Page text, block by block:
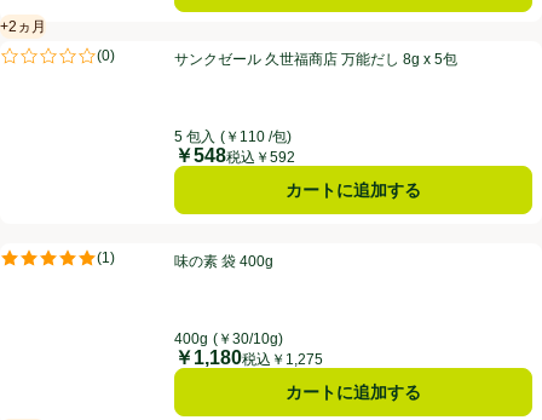
サンクゼール 久世福商店 万能だし 8g x 5包
+2ヵ月
賞味・消費期限保証：2ヵ月
(0)
評価は0件のレビューで5点中0.0点。サンクゼール 久世福商店 万能だし 8g x 5包
5 包入 (￥110 /包)
価格
￥548税込￥592
カートに追加する
味の素 袋 400g
(1 )
評価は1件のレビューで5点中5.0点。
味の素 袋 400g
400g (￥30/10g)
価格
￥1,180税込￥1,275
カートに追加する